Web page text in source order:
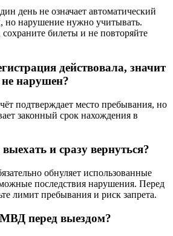
день не означает автоматический
но нарушение нужно учитывать.
билеты и не повторяйте
действовала, значит
нарушен?
подтверждает место пребывания, но
законный срок нахождения в
и сразу вернуться?
обнуляет использованные
последствия нарушения. Перед
лимит пребывания и риск запрета.
перед выездом?